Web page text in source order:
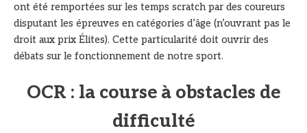
ont été remportées sur les temps scratch par des coureurs
disputant les épreuves en catégories d’âge (n’ouvrant pas le
droit aux prix Élites). Cette particularité doit ouvrir des
débats sur le fonctionnement de notre sport.
OCR : la course à obstacles de
difficulté